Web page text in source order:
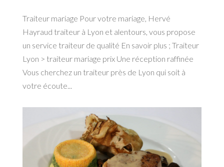
Traiteur mariage Pour votre mariage, Hervé
Hayraud traiteur à Lyon et alentours, vous propose
un service traiteur de qualité En savoir plus ; Traiteur
Lyon > traiteur mariage prix Une réception raffinée
Vous cherchez un traiteur près de Lyon qui soit à
votre écoute...